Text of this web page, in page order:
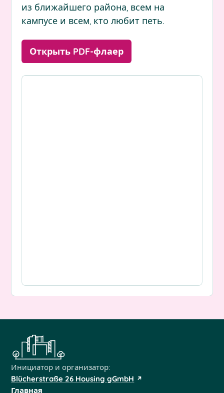
из ближайшего района, всем на
кампусе и всем, кто любит петь.
Открыть PDF-флаер
Инициатор и организатор:
Blücherstraße 26 Housing gGmbH
Главная